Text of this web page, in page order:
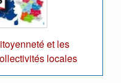
et les
locales